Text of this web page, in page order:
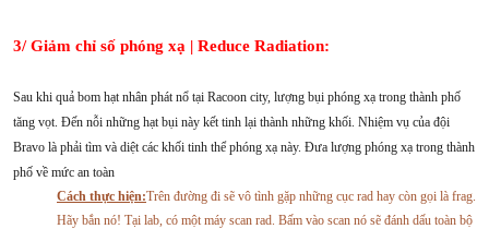
3/ Giảm chỉ số phóng xạ | Reduce Radiation:
Sau khi quả bom hạt nhân phát nổ tại Racoon city, lượng bụi phóng xạ trong thành phố
tăng vọt. Đến nỗi những hạt bụi này kết tinh lại thành những khối. Nhiệm vụ của đội
Bravo là phải tìm và diệt các khối tinh thể phóng xạ này. Đưa lượng phóng xạ trong thành
phố về mức an toàn
Cách thực hiện:Trên đường đi sẽ vô tình gặp những cục rad hay còn gọi là frag.
Hãy bắn nó! Tại lab, có một máy scan rad. Bấm vào scan nó sẽ đánh dấu toàn bộ